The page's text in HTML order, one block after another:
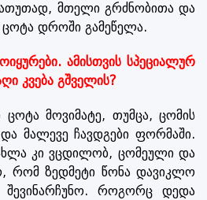
მთელი გრძნობითა და
ცოტა დროში გამეწელა.
ამისთვის სპეციალურ
კვება გშველის?
მოვიმატე, თუმცა, ცომის
მალევე ჩავდგები ფორმაში.
კი ვცდილობ, ცომეული და
რომ ზედმეტი წონა დავიკლო
როგორც დედა